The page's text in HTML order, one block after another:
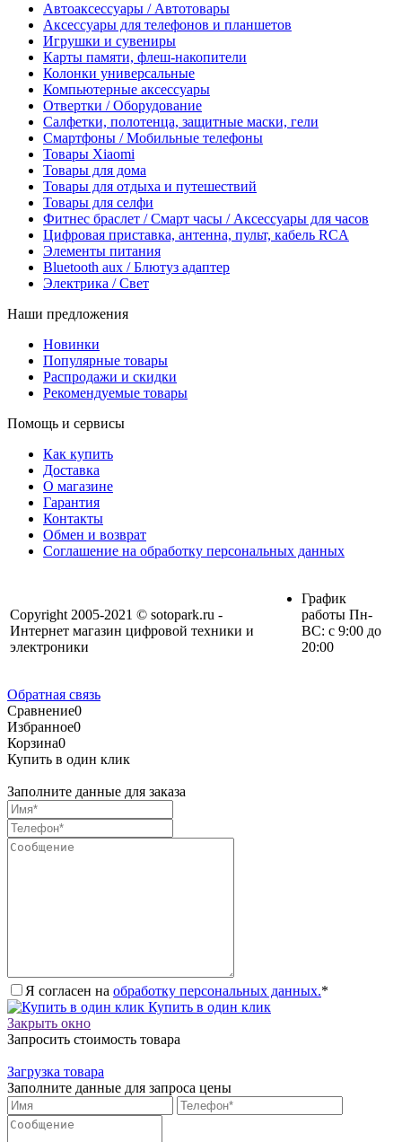
Автоаксессуары / Автотовары
Аксессуары для телефонов и планшетов
Игрушки и сувениры
Карты памяти, флеш-накопители
Колонки универсальные
Компьютерные аксессуары
Отвертки / Оборудование
Салфетки, полотенца, защитные маски, гели
Смартфоны / Мобильные телефоны
Товары Xiaomi
Товары для дома
Товары для отдыха и путешествий
Товары для селфи
Фитнес браслет / Смарт часы / Аксессуары для часов
Цифровая приставка, антенна, пульт, кабель RCA
Элементы питания
Bluetooth aux / Блютуз адаптер
Электрика / Свет
Наши предложения
Новинки
Популярные товары
Распродажи и скидки
Рекомендуемые товары
Помощь и сервисы
Как купить
Доставка
О магазине
Гарантия
Контакты
Обмен и возврат
Соглашение на обработку персональных данных
Copyright 2005-2021 © sotopark.ru -
Интернет магазин цифровой техники и
электроники
График
работы Пн-
ВС: с 9:00 до
20:00
Обратная связь
Сравнение0
Избранное0
Корзина0
Купить в один клик
Заполните данные для заказа
Я согласен на обработку персональных данных.*
Купить в один клик
Закрыть окно
Запросить стоимость товара
Загрузка товара
Заполните данные для запроса цены